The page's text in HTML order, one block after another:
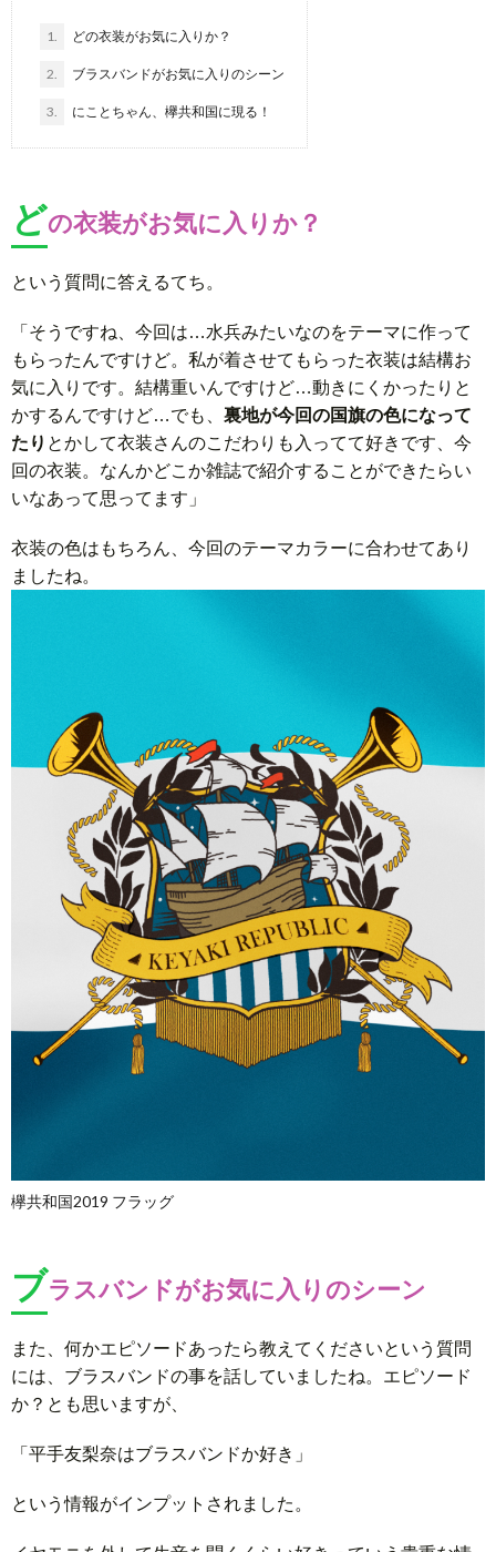
1. どの衣装がお気に入りか？
2. ブラスバンドがお気に入りのシーン
3. にことちゃん、欅共和国に現る！
どの衣装がお気に入りか？
という質問に答えるてち。
「そうですね、今回は…水兵みたいなのをテーマに作って
もらったんですけど。私が着させてもらった衣装は結構お
気に入りです。結構重いんですけど…動きにくかったりと
かするんですけど…でも、 裏地が今回の国旗の色になって
たり とかして衣装さんのこだわりも入ってて好きです、今
回の衣装。なんかどこか雑誌で紹介することができたらい
いなあって思ってます」
衣装の色はもちろん、今回のテーマカラーに合わせてあり
ましたね。
欅共和国2019 フラッグ
ブラスバンドがお気に入りのシーン
また、何かエピソードあったら教えてくださいという質問
には、ブラスバンドの事を話していましたね。エピソード
か？とも思いますが、
「平手友梨奈はブラスバンドか好き」
という情報がインプットされました。